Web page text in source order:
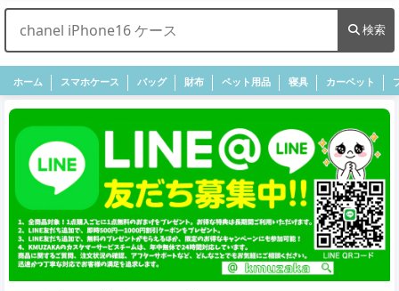
検索
ホーム スマホケース バッグ 財布 ペット用品 寝具 カーペット